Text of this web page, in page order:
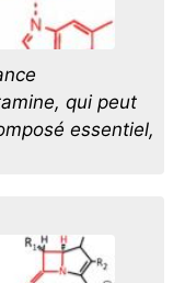
qui peut
essentiel,